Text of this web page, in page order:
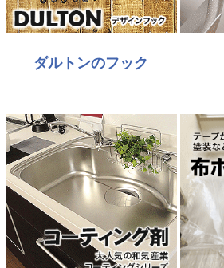
ダルトンのフック